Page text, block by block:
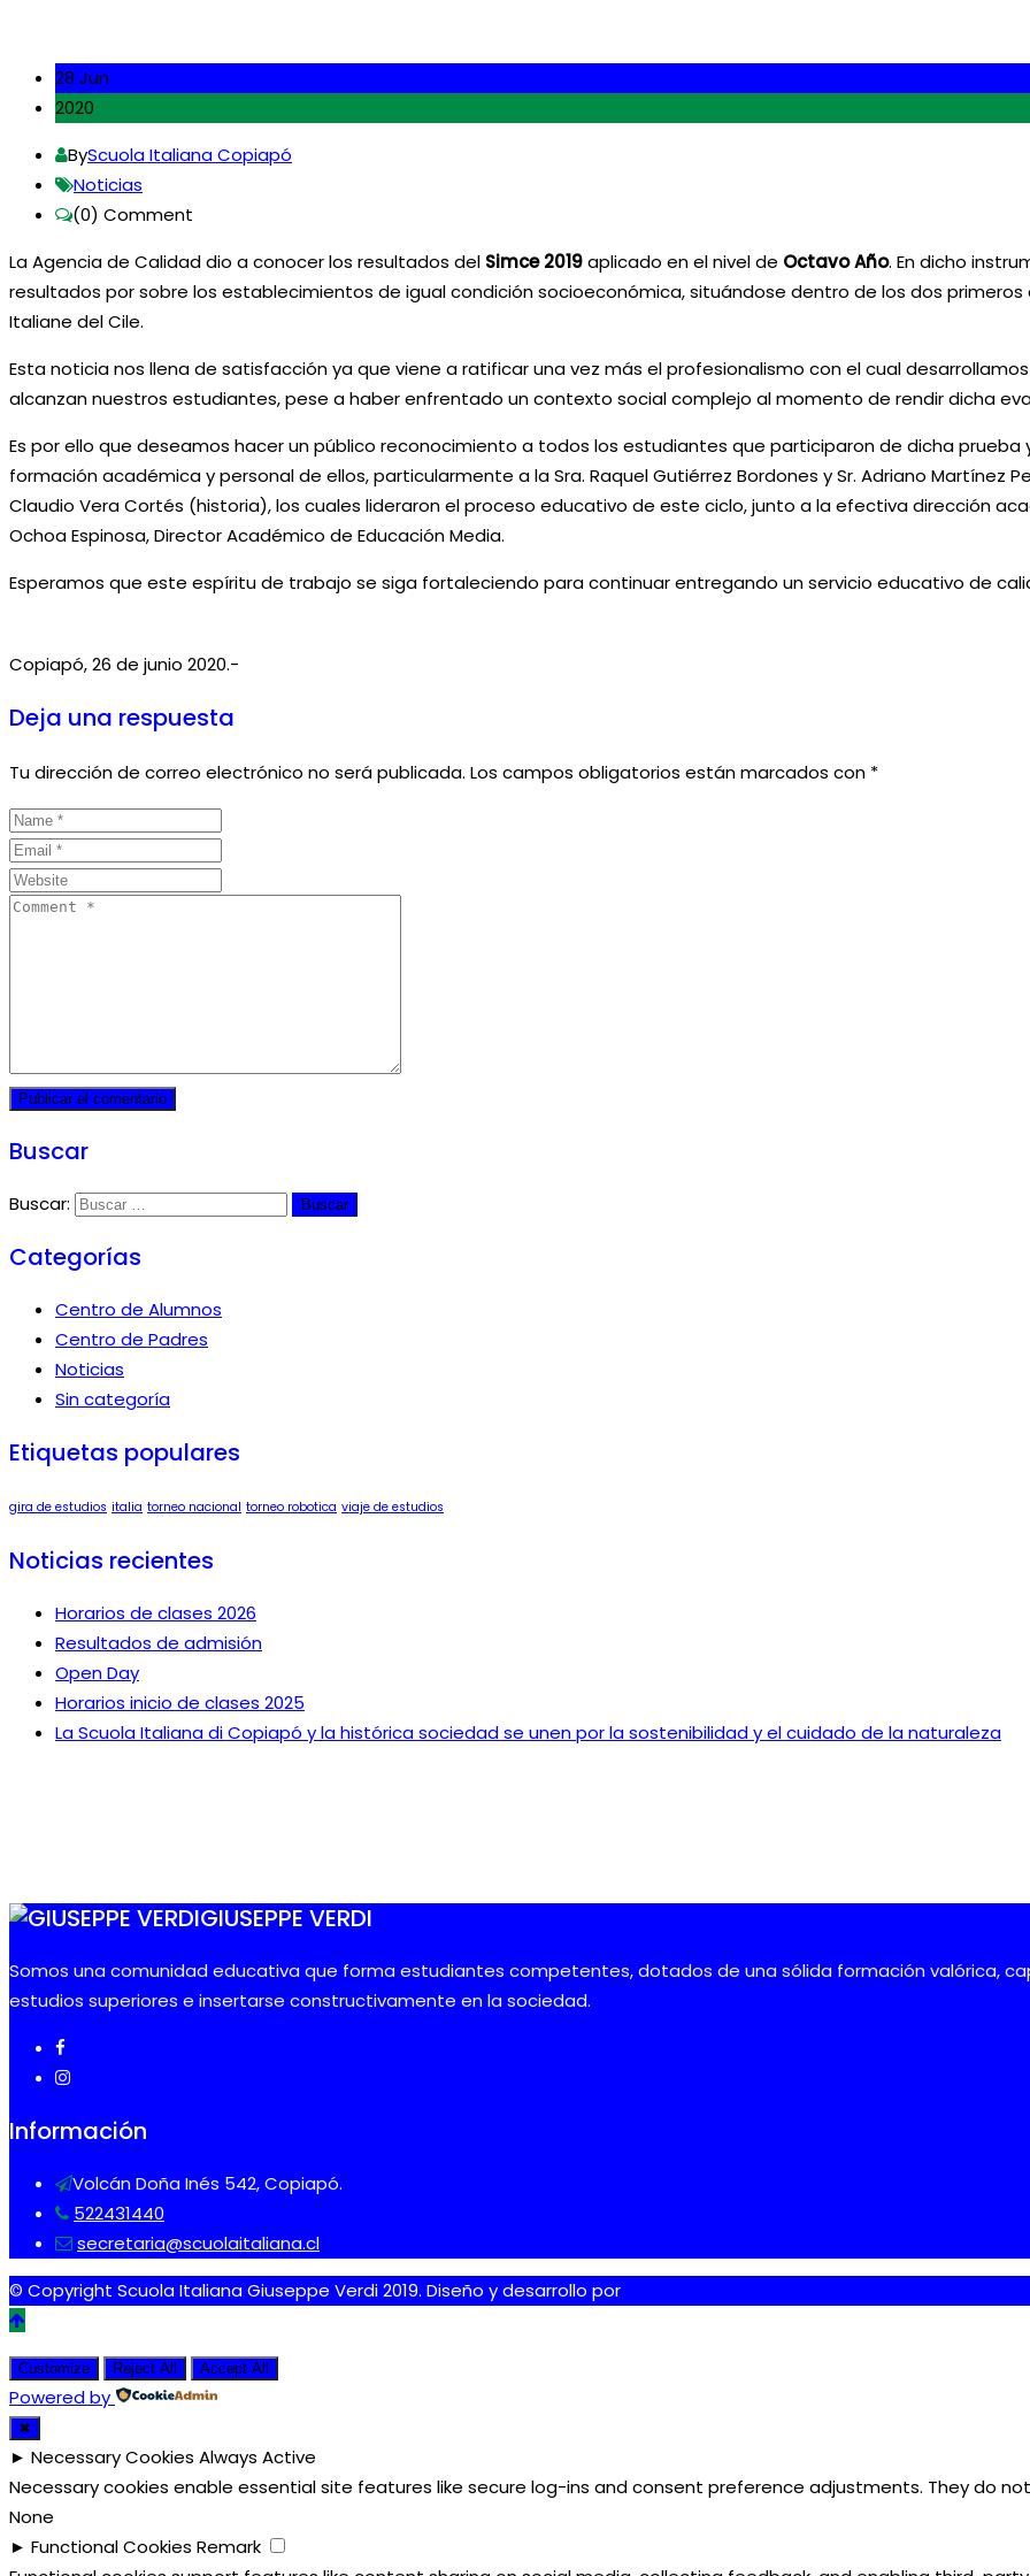
28 Jun
2020
ByScuola Italiana Copiapó
Noticias
(0) Comment
La Agencia de Calidad dio a conocer los resultados del Simce 2019aplicado en el nivel de Octavo Año. En dicho
resultados por sobre los establecimientos de igual condición socioeconómica, situándose dentro de los dos
Italiane del Cile.
Esta noticia nos llena de satisfacción ya que viene a ratificar una vez más el profesionalismo con el cual
alcanzan nuestros estudiantes, pese a haber enfrentado un contexto social complejo al momento de rendir dicha
Es por ello que deseamos hacer un público reconocimiento a todos los estudiantes que participaron de dicha
formación académica y personal de ellos, particularmente a la Sra. Raquel Gutiérrez Bordones y Sr. Adriano Martínez
Claudio Vera Cortés (historia), los cuales lideraron el proceso educativo de este ciclo, junto a la efectiva dirección
Ochoa Espinosa, Director Académico de Educación Media.
Esperamos que este espíritu de trabajo se siga fortaleciendo para continuar entregando un servicio educativo de
Copiapó, 26 de junio 2020.-
Deja una respuesta
Tu dirección de correo electrónico no será publicada. Los campos obligatorios están marcados con *
Buscar
Buscar:
Categorías
Centro de Alumnos
Centro de Padres
Noticias
Sin categoría
Etiquetas populares
gira de estudios italia torneo nacional torneo robotica viaje de estudios
Noticias recientes
Horarios de clases 2026
Resultados de admisión
Open Day
Horarios inicio de clases 2025
La Scuola Italiana di Copiapó y la histórica sociedad se unen por la sostenibilidad y el cuidado de la naturaleza
GIUSEPPE VERDI
Somos una comunidad educativa que forma estudiantes competentes, dotados de una sólida formación valórica,
estudios superiores e insertarse constructivamente en la sociedad.
Información
Volcán Doña Inés 542, Copiapó.
522431440
secretaria@scuolaitaliana.cl
© Copyright Scuola Italiana Giuseppe Verdi 2019. Diseño y desarrollo por
Customize Reject All Accept All
Powered by
✖
► Necessary Cookies Always Active
Necessary cookies enable essential site features like secure log-ins and consent preference adjustments. They do
None
► Functional Cookies Remark